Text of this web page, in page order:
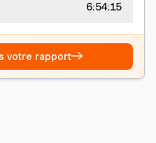
6:54:15
votre rapport→